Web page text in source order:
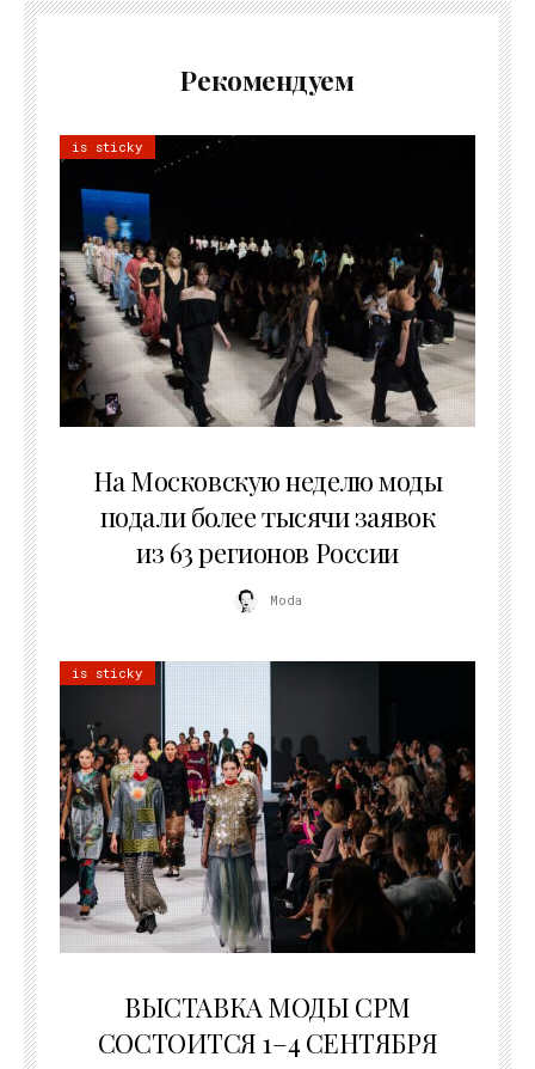
Рекомендуем
is sticky
На Московскую неделю моды
подали более тысячи заявок
из 63 регионов России
Moda
is sticky
ВЫСТАВКА МОДЫ CPM
СОСТОИТСЯ 1–4 СЕНТЯБРЯ